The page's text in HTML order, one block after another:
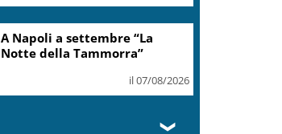
A Napoli a settembre “La
Notte della Tammorra”
il 07/08/2026
❯